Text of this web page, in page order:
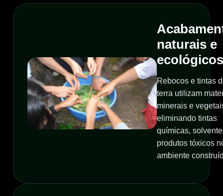
naturais e
ecológicos
Rebocos e tintas
terra utilizam
minerais e
eliminando tintas
químicas,
produtos tóxicos
ambiente